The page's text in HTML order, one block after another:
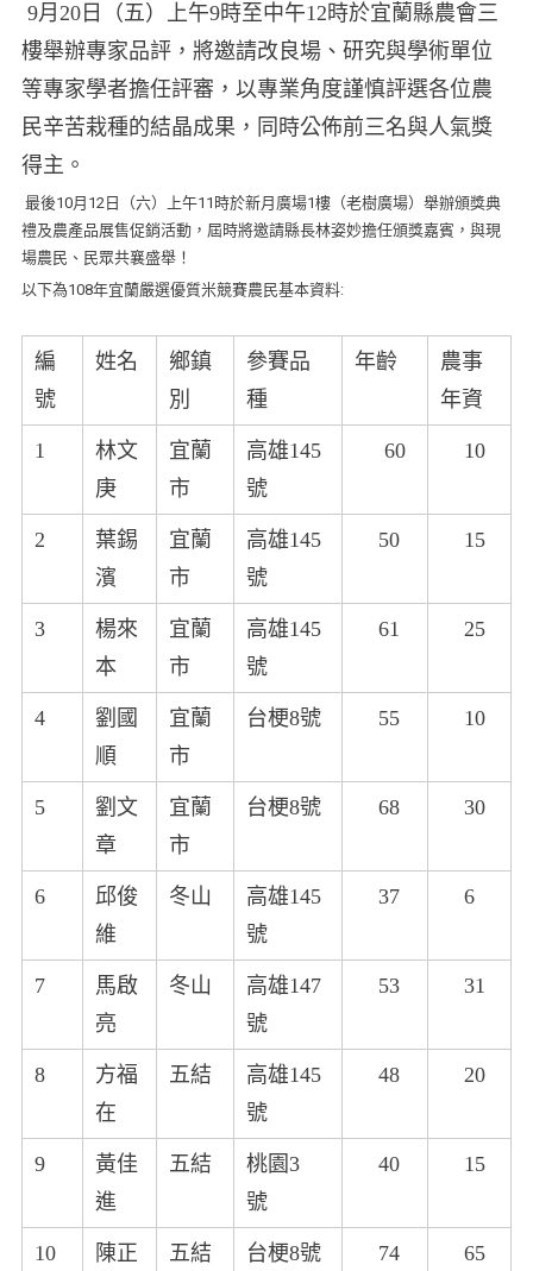
9月20日（五）上午9時至中午12時於宜蘭縣農會三
樓舉辦專家品評，將邀請改良場、研究與學術單位
等專家學者擔任評審，以專業角度謹慎評選各位農
民辛苦栽種的結晶成果，同時公佈前三名與人氣獎
得主。
最後10月12日（六）上午11時於新月廣場1樓（老樹廣場）舉辦頒獎典
禮及農產品展售促銷活動，屆時將邀請縣長林姿妙擔任頒獎嘉賓，與現
場農民、民眾共襄盛舉！
以下為108年宜蘭嚴選優質米競賽農民基本資料:
編
號
姓名
鄉鎮
別
參賽品
種
年齡
農事
年資
1
林文
庚
宜蘭
市
高雄145
號
60 10
2
葉錫
濱
宜蘭
市
高雄145
號
50 15
3
楊來
本
宜蘭
市
高雄145
號
61 25
4
劉國
順
宜蘭
市
台梗8號 55 10
5
劉文
章
宜蘭
市
台梗8號 68 30
6
邱俊
維
冬山
高雄145
號
37 6
7
馬啟
亮
冬山
高雄147
號
53 31
8
方福
在
五結
高雄145
號
48 20
9
黃佳
進
五結
桃園3
號
40 15
10 陳正 五結 台梗8號 74 65